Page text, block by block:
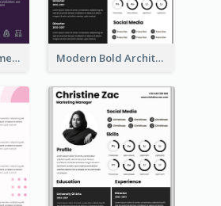
Dark Purple Resume Modern Bold Architect Resume